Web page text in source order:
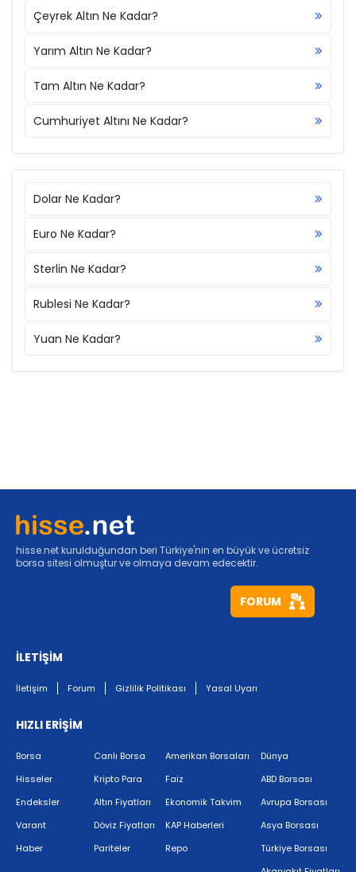
Çeyrek Altın Ne Kadar?
Yarım Altın Ne Kadar?
Tam Altın Ne Kadar?
Cumhuriyet Altını Ne Kadar?
Dolar Ne Kadar?
Euro Ne Kadar?
Sterlin Ne Kadar?
Rublesi Ne Kadar?
Yuan Ne Kadar?
hisse.net kurulduğundan beri Türkiye'nin en büyük ve ücretsiz
borsa sitesi olmuştur ve olmaya devam edecektir.
FORUM
İLETİŞİM
İletişim Forum Gizlilik Politikası Yasal Uyarı
HIZLI ERİŞİM
Borsa
Hisseler
Endeksler
Varant
Haber
Canlı Borsa
Kripto Para
Altın Fiyatları
Döviz Fiyatları
Pariteler
Amerikan Borsaları
Faiz
Ekonomik Takvim
KAP Haberleri
Repo
Dünya
ABD Borsası
Avrupa Borsası
Asya Borsası
Türkiye Borsası